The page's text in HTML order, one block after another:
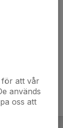
för att vår
används
oss att